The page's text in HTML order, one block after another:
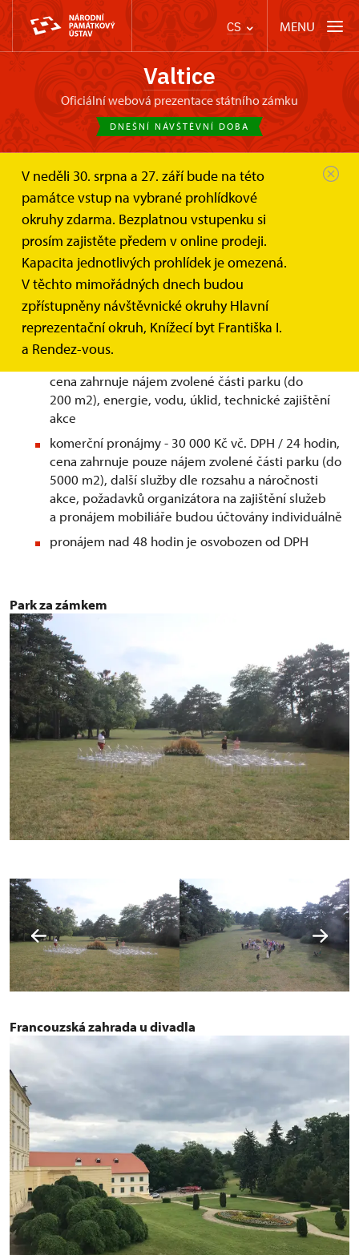
CS MENU
Valtice
oficiální webová prezentace státního zámku
DNEŠNÍ NÁVŠTĚVNÍ DOBA
V neděli 30. srpna a 27. září bude na této
památce vstup na vybrané prohlídkové
okruhy zdarma. Bezplatnou vstupenku si
prosím zajistěte předem v online prodeji.
Kapacita jednotlivých prohlídek je omezená.
V těchto mimořádných dnech budou
zpřístupněny návštěvnické okruhy Hlavní
reprezentační okruh, Knížecí byt Františka I.
a Rendez-vous.
Zámek Valtice Svatby a pronájmy Zámecký park
Zámecký park
Park v bezprostředním okolí valtického zámku
s několika prostory pro venkovní sešlosti, oslavy či
obřady
cena zahrnuje nájem zvolené části parku (do
200 m2), energie, vodu, úklid, technické zajištění
akce
komerční pronájmy - 30 000 Kč vč. DPH / 24 hodin,
cena zahrnuje pouze nájem zvolené části parku (do
5000 m2), další služby dle rozsahu a náročnosti
akce, požadavků organizátora na zajištění služeb
a pronájem mobiliáře budou účtovány individuálně
pronájem nad 48 hodin je osvobozen od DPH
Park za zámkem
Francouzská zahrada u divadla